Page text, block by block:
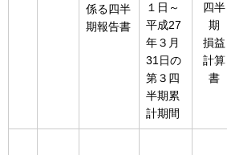
係る四半
期報告書
１日～
平成27
年３月
31日の
第３四
半期累
計期間
四半
期
損益
計算
書